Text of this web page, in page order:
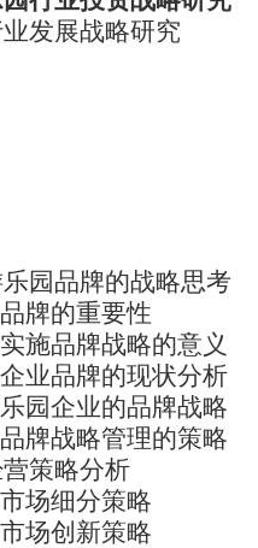
发展战略研究
园品牌的战略思考
牌的重要性
施品牌战略的意义
业品牌的现状分析
园企业的品牌战略
牌战略管理的策略
策略分析
场细分策略
场创新策略